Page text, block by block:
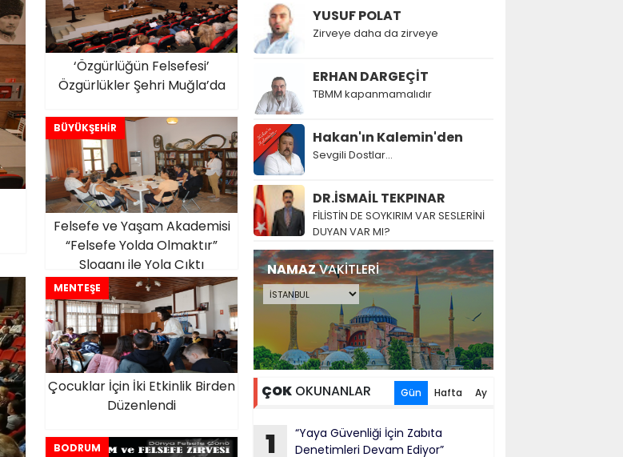
‘Özgürlüğün Felsefesi’
Özgürlükler Şehri Muğla’da
BÜYÜKŞEHİR
Felsefe ve Yaşam Akademisi
“Felsefe Yolda Olmaktır”
Sloganı ile Yola Çıktı
MENTEŞE
Çocuklar İçin İki Etkinlik Birden
Düzenlendi
BODRUM
YUSUF POLAT
Zirveye daha da zirveye
ERHAN DARGEÇİT
TBMM kapanmamalıdır
Hakan'ın Kalemin'den
Sevgili Dostlar...
DR.İSMAİL TEKPINAR
FİLİSTİN DE SOYKIRIM VAR SESLERİNİ
DUYAN VAR MI?
NAMAZVAKİTLERİ
ÇOK OKUNANLAR Gün Hafta Ay
1
“Yaya Güvenliği İçin Zabıta
Denetimleri Devam Ediyor”